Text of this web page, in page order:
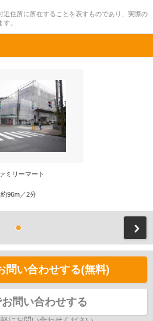
住所に所在することを表すものであり、実際の
。
ミリーマート
約96m／2分
問い合わせする(無料)
問い合わせする